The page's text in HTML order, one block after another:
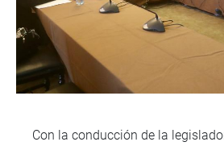
Con la conducción de la